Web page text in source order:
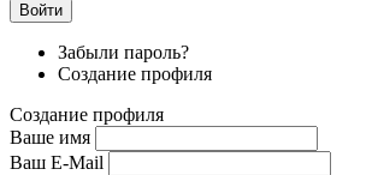
Войти
Забыли пароль?
Создание профиля
Создание профиля
Ваше имя
Ваш E-Mail